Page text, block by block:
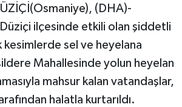
(DHA)-
ilçesinde etkili olan şiddetli
kesimlerde sel ve heyelana
Mahallesinde yolun heyelan
mahsur kalan vatandaşlar,
halatla kurtarıldı.